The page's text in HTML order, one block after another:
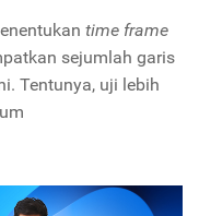
time frame
sejumlah garis
Tentunya, uji lebih